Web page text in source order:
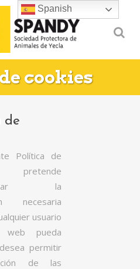
cookies
de
Política de
pretende
la
necesaria
usuario
pueda
permitir
de las
Spanish